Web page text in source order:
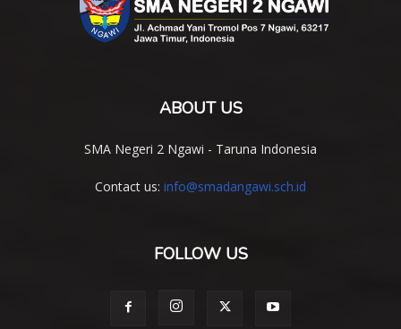
ABOUT US
SMA Negeri 2 Ngawi - Taruna Indonesia
Contact us: info@smadangawi.sch.id
FOLLOW US